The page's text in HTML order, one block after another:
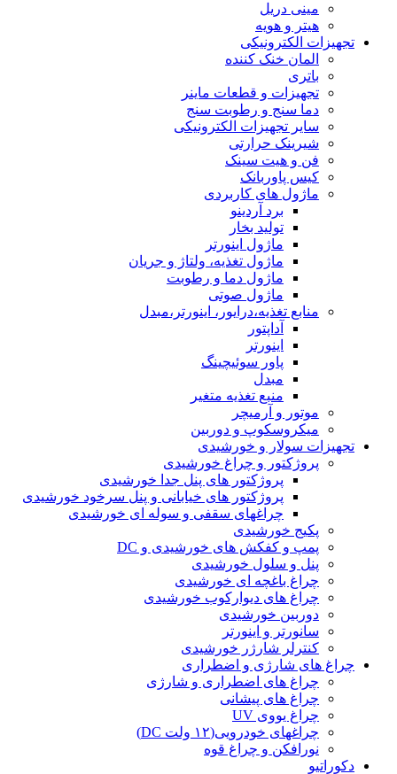
مینی دریل
هیتر و هویه
تجهیزات الکترونیکی
المان خنک کننده
باتری
تجهیزات و قطعات ماینر
دما سنج و رطوبت سنج
سایر تجهیزات الکترونیکی
شیرینک حرارتی
فن و هیت سینک
کیس پاوربانک
ماژول های کاربردی
برد آردینو
تولید بخار
ماژول اینورتر
ماژول تغذیه، ولتاژ و جریان
ماژول دما و رطوبت
ماژول صوتی
منابع تغذیه،درایور، اینورتر،مبدل
آداپتور
اینورتر
پاور سوئیچینگ
مبدل
منبع تغذیه متغیر
موتور و آرمیچر
میکروسکوپ و دوربین
تجهیزات سولار و خورشیدی
پروژکتور و چراغ خورشیدی
پروژکتور های پنل جدا خورشیدی
پروژکتور های خیابانی و پنل سرخود خورشیدی
چراغهای سقفی و سوله ای خورشیدی
پکیج خورشیدی
پمپ و کفکش های خورشیدی و DC
پنل و سلول خورشیدی
چراغ باغچه ای خورشیدی
چراغ های دیوارکوب خورشیدی
دوربین خورشیدی
سانورتر و اینورتر
کنترلر شارژر خورشیدی
چراغ های شارژی و اضطراری
چراغ های اضطراری و شارژی
چراغ های پیشانی
چراغ یووی UV
چراغهای خودرویی(۱۲ ولت DC)
نورافکن و چراغ قوه
دکوراتیو